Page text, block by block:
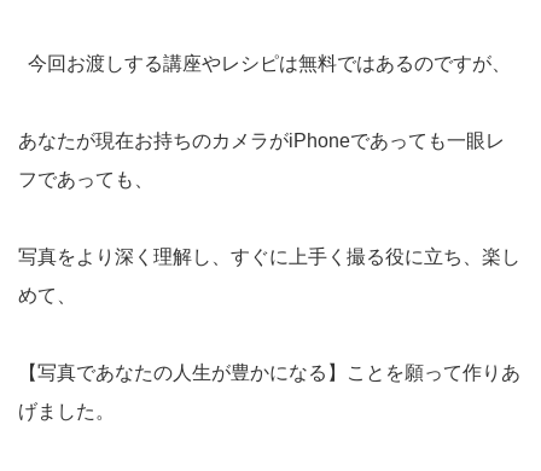
今回お渡しする講座やレシピは無料ではあるのですが、
あなたが現在お持ちのカメラがiPhoneであっても一眼レ
フであっても、
写真をより深く理解し、すぐに上手く撮る役に立ち、楽し
めて、
【写真であなたの人生が豊かになる】ことを願って作りあ
げました。